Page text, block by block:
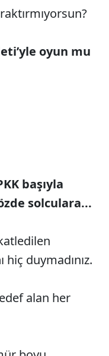
oyun mu
başıyla
solculara...
hiç duymadınız.
alan her